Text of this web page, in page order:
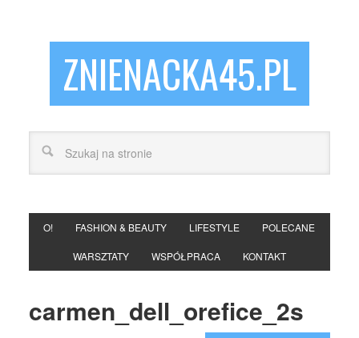
ZNIENACKA45.PL
O! FASHION & BEAUTY LIFESTYLE POLECANE
WARSZTATY WSPÓŁPRACA KONTAKT
carmen_dell_orefice_2s